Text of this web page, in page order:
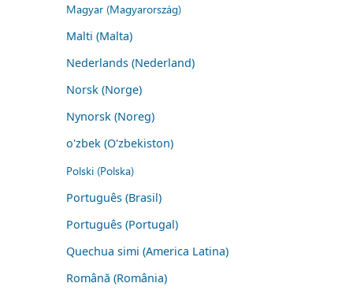
Magyar (Magyarország)
Malti (Malta)
Nederlands (Nederland)
Norsk (Norge)
Nynorsk (Noreg)
o'zbek (O'zbekiston)
Polski (Polska)
Português (Brasil)
Português (Portugal)
Quechua simi (America Latina)
Română (România)